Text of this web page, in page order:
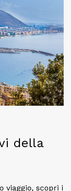
della
viaggio, scopri i